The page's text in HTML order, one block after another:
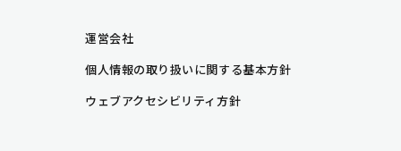
運営会社
個人情報の取り扱いに関する基本方針
ウェブアクセシビリティ方針